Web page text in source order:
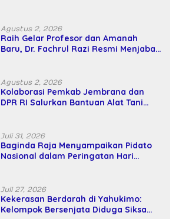
Agustus 2, 2026
Raih Gelar Profesor dan Amanah
Baru, Dr. Fachrul Razi Resmi Menjabat
Agustus 2, 2026
Kolaborasi Pemkab Jembrana dan
DPR RI Salurkan Bantuan Alat Tani
Juli 31, 2026
Baginda Raja Menyampaikan Pidato
Nasional dalam Peringatan Hari
Juli 27, 2026
Kekerasan Berdarah di Yahukimo:
Kelompok Bersenjata Diduga Siksa